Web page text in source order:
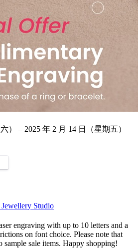
） – 2025 年 2 月 14 日（星期五）
Studio
engraving with up to 10 letters and a
on font choice. Please note that
sample sale items. Happy shopping!